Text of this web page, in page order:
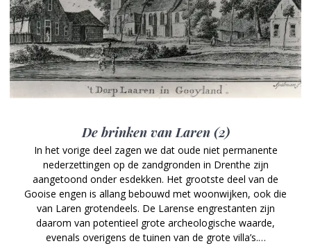
De brinken van Laren (2)
In het vorige deel zagen we dat oude niet permanente
nederzettingen op de zandgronden in Drenthe zijn
aangetoond onder esdekken. Het grootste deel van de
Gooise engen is allang bebouwd met woonwijken, ook die
van Laren grotendeels. De Larense engrestanten zijn
daarom van potentieel grote archeologische waarde,
evenals overigens de tuinen van de grote villa’s.…